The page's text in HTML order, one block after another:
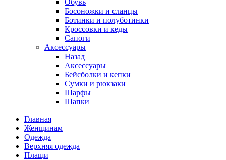
Обувь
Босоножки и сланцы
Ботинки и полуботинки
Кроссовки и кеды
Сапоги
Аксессуары
Назад
Аксессуары
Бейсболки и кепки
Сумки и рюкзаки
Шарфы
Шапки
Главная
Женщинам
Одежда
Верхняя одежда
Плащи